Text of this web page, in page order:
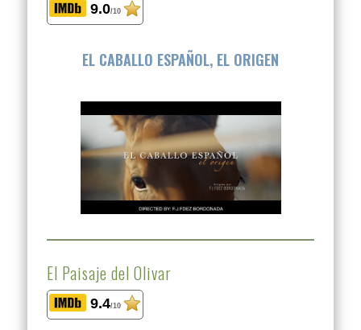
9.0/10
EL CABALLO ESPAÑOL, EL ORIGEN
El Paisaje del Olivar
9.4/10